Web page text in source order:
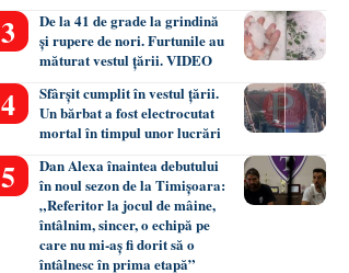
De la 41 de grade la grindină
și rupere de nori. Furtunile au
măturat vestul țării. VIDEO
Sfârșit cumplit în vestul țării.
Un bărbat a fost electrocutat
mortal în timpul unor lucrări
Dan Alexa înaintea debutului
în noul sezon de la Timișoara:
„Referitor la jocul de mâine,
întâlnim, sincer, o echipă pe
care nu mi-aș fi dorit să o
întâlnesc în prima etapă”